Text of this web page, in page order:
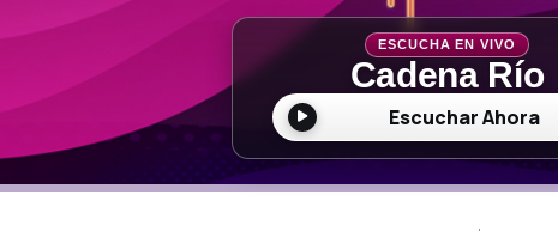
ESCUCHA EN VIVO
Cadena Río
Escuchar Ahora